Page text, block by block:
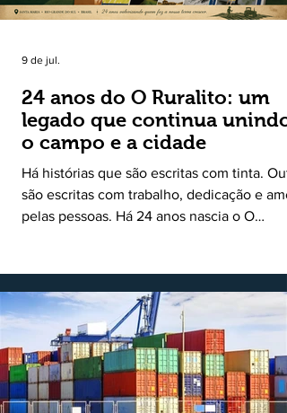
24 anos do O Ruralito: um
legado que continua unindo
o campo e a cidade
Há histórias que são escritas com tinta.
são escritas com trabalho, dedicação e
pelas pessoas. Há 24 anos nascia o O
das comunidades e dar voz às pessoas que
muitas vezes passam despercebidas pelos
grandes meios de comunicação. Muito mais
do que um jornal ou um portal de notícias,
Ruralito tornou-se uma missão. Essa missão
nasceu do
9 de jul.